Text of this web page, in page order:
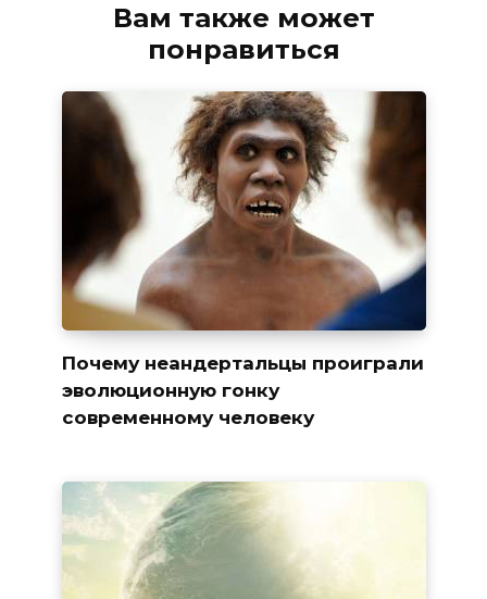
Вам также может
понравиться
Почему неандертальцы проиграли
эволюционную гонку
современному человеку